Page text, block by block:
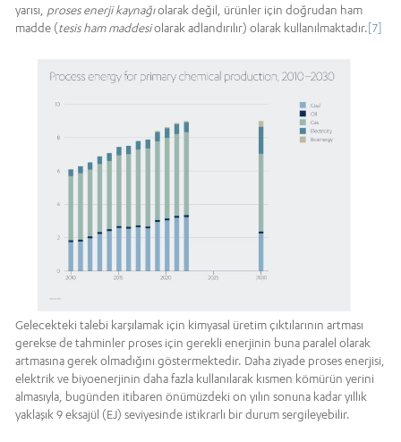
yarısı, proses enerji kaynağıolarak değil, ürünler için doğrudan ham
madde (tesis ham maddesiolarak adlandırılır) olarak kullanılmaktadır.[7]
Gelecekteki talebi karşılamak için kimyasal üretim çıktılarının artması
gerekse de tahminler proses için gerekli enerjinin buna paralel olarak
artmasına gerek olmadığını göstermektedir. Daha ziyade proses enerjisi,
elektrik ve biyoenerjinin daha fazla kullanılarak kısmen kömürün yerini
almasıyla, bugünden itibaren önümüzdeki on yılın sonuna kadar yıllık
yaklaşık 9 eksajül (EJ) seviyesinde istikrarlı bir durum sergileyebilir.